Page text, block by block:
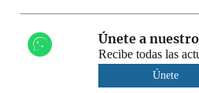
Únete a
Recibe todas las
Únete